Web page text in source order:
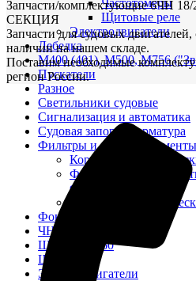
Частотомеры
Щитовые реле
Электродвигатели
Лебедка
М400 (401), М500, М756
Пускатели
Разное
Светильники судовые
Сигнализация и автоматика
Судовая запорная арматура
Фильтры и фильтроэлементы
Корпусы
Фильтрующие
ФГС
Фильтры
Фонари
ЧН 25/34
Шкода 6S-160
Шкода-275
Электродвигатели
Запчасти/комплектующие 6ЧН
СЕКЦИЯ
Запчасти для судовых
наличии на нашем складе.
Поставим необходимые
регион России.